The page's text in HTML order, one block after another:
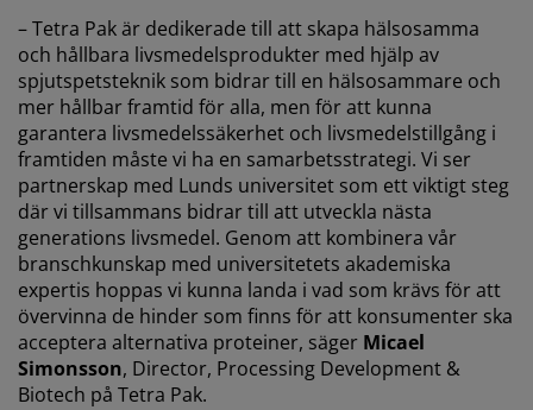
– Tetra Pak är dedikerade till att skapa hälsosamma
och hållbara livsmedelsprodukter med hjälp av
spjutspetsteknik som bidrar till en hälsosammare och
mer hållbar framtid för alla, men för att kunna
garantera livsmedelssäkerhet och livsmedelstillgång i
framtiden måste vi ha en samarbetsstrategi. Vi ser
partnerskap med Lunds universitet som ett viktigt steg
där vi tillsammans bidrar till att utveckla nästa
generations livsmedel. Genom att kombinera vår
branschkunskap med universitetets akademiska
expertis hoppas vi kunna landa i vad som krävs för att
övervinna de hinder som finns för att konsumenter ska
acceptera alternativa proteiner, säger Micael
Simonsson, Director, Processing Development &
Biotech på Tetra Pak.